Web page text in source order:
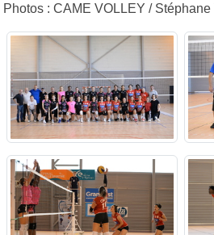
Photos : CAME VOLLEY /